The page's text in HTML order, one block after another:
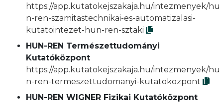
https://app.kutatokejszakaja.hu/intezmenyek/hu
n-ren-szamitastechnikai-es-automatizalasi-
kutatointezet-hun-ren-sztaki
HUN-REN Természettudományi
Kutatóközpont
https://app.kutatokejszakaja.hu/intezmenyek/hu
n-ren-termeszettudomanyi-kutatokozpont
HUN-REN WIGNER Fizikai Kutatóközpont